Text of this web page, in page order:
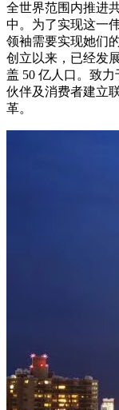
全世界范围内推进
中。为了实现这一
领袖需要实现她们
创立以来，已经发
盖 50 亿人口。致
伙伴及消费者建立
革。